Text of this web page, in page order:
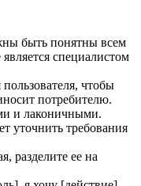
быть понятны всем
специалистом
чтобы
потребителю.
и лаконичными.
уточнить требования
разделите ее на